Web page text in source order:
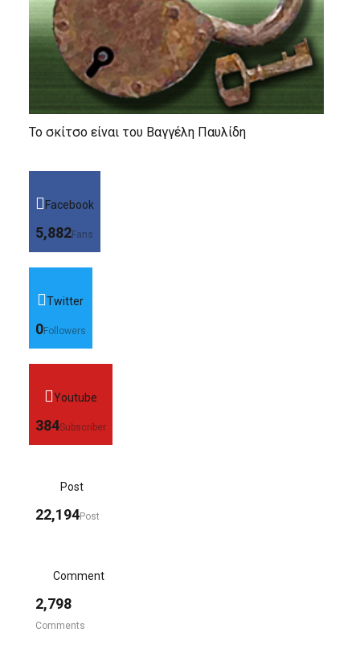
Το σκίτσο είναι του Βαγγέλη Παυλίδη
Facebook
5,882Fans
Twitter
0Followers
Youtube
384Subscriber
Post
22,194Post
Comment
2,798
Comments